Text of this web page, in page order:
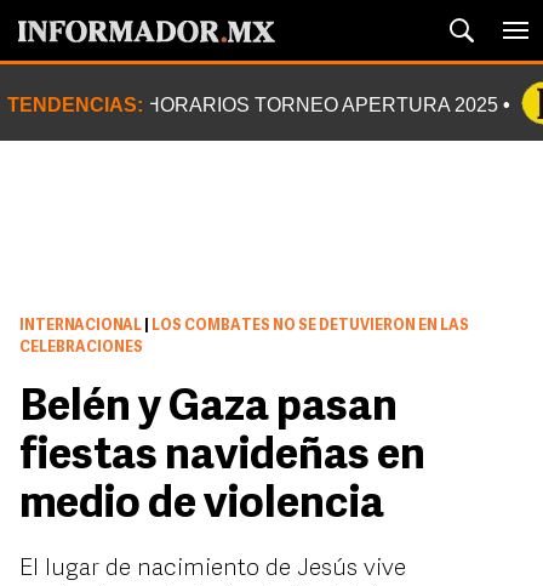
TENDENCIAS: HORARIOS TORNEO APERTURA 2025
INTERNACIONAL
LOS COMBATES NO SE DETUVIERON EN LAS
CELEBRACIONES
Belén y Gaza pasan
fiestas navideñas en
medio de violencia
El lugar de nacimiento de Jesús vive